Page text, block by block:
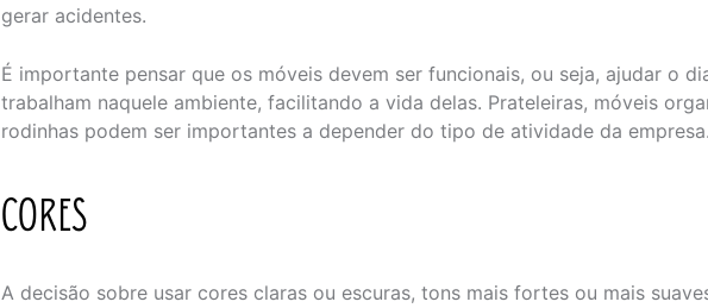
gerar acidentes.
É importante pensar que os móveis devem ser funcionais, ou seja, ajudar o
trabalham naquele ambiente, facilitando a vida delas. Prateleiras, móveis
rodinhas podem ser importantes a depender do tipo de atividade da empresa.
CORES
A decisão sobre usar cores claras ou escuras, tons mais fortes ou mais